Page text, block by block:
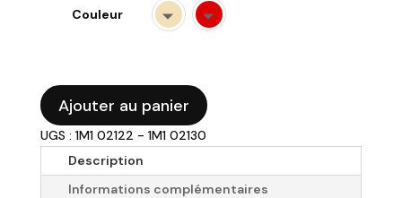
Couleur
quantité
de
PEUGEOT
Plat
Ajouter au panier
UGS : 1M1 02122 - 1M1 02130
Description
Informations complémentaires